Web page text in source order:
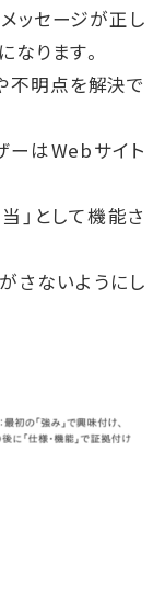
ッセージが正し
なります。
不明点を解決で
ーはWebサイト
」として機能さ
さないようにし